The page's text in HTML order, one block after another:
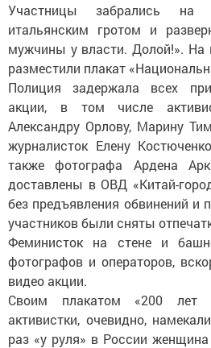
Участницы забрались
итальянским гротом и
мужчины у власти. Долой!». На
разместили плакат
Полиция задержала всех
акции, в том числе
Александру Орлову, Марину
журналисток Елену
также фотографа Ардена
доставлены в ОВД «Китай-
без предъявления обвинений и
участников были сняты
Феминисток на стене и
фотографов и операторов,
видео акции.
Своим плакатом «200 лет
активистки, очевидно,
раз «у руля» в России